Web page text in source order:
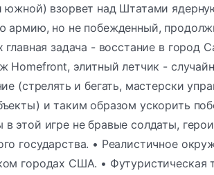
южной) взорвет над Штатами
армию, но не побежденный,
главная задача - восстание в
Homefront, элитный летчик -
(стрелять и бегать, мастерски
и таким образом ускорить
этой игре не бравые солдаты,
государства. • Реалистичное
городах США. •